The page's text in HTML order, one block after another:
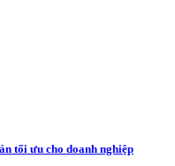
tối ưu cho doanh nghiệp